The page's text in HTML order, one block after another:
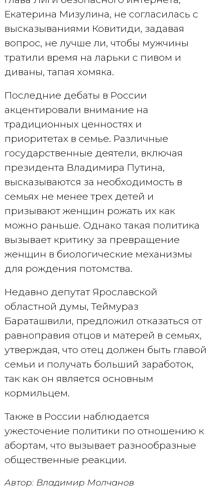
Екатерина Мизулина, не согласилась с
высказываниями Ковитиди, задавая
вопрос, не лучше ли, чтобы мужчины
тратили время на ларьки с пивом и
диваны, тапая хомяка.
Последние дебаты в России
акцентировали внимание на
традиционных ценностях и
приоритетах в семье. Различные
государственные деятели, включая
президента Владимира Путина,
высказываются за необходимость в
семьях не менее трех детей и
призывают женщин рожать их как
можно раньше. Однако такая политика
вызывает критику за превращение
женщин в биологические механизмы
для рождения потомства.
Недавно депутат Ярославской
областной думы, Теймураз
Бараташвили, предложил отказаться от
равноправия отцов и матерей в семьях,
утверждая, что отец должен быть главой
семьи и получать больший заработок,
так как он является основным
кормильцем.
Также в России наблюдается
ужесточение политики по отношению к
абортам, что вызывает разнообразные
общественные реакции.
Автор: Владимир Молчанов